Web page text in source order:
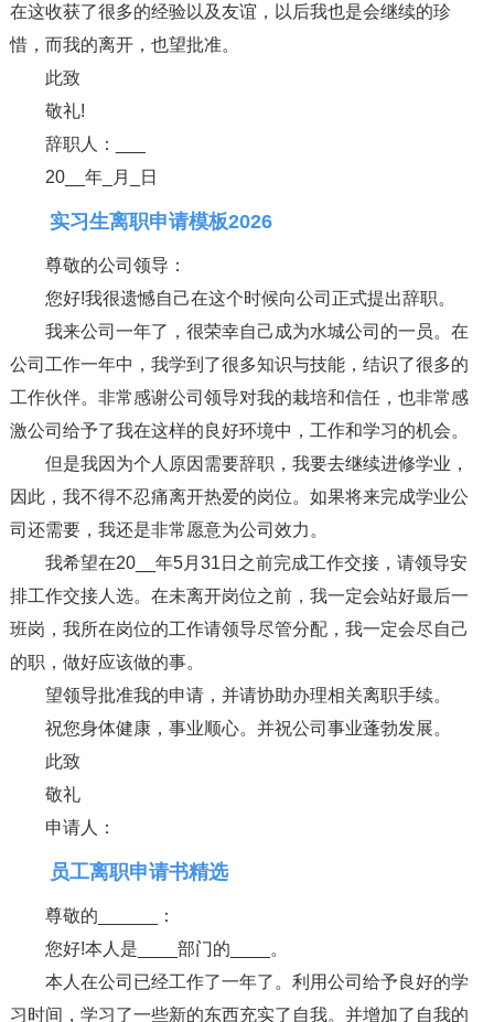
在这收获了很多的经验以及友谊，以后我也是会继续的珍
惜，而我的离开，也望批准。
此致
敬礼!
辞职人：___
20__年_月_日
实习生离职申请模板2026
尊敬的公司领导：
您好!我很遗憾自己在这个时候向公司正式提出辞职。
我来公司一年了，很荣幸自己成为水城公司的一员。在
公司工作一年中，我学到了很多知识与技能，结识了很多的
工作伙伴。非常感谢公司领导对我的栽培和信任，也非常感
激公司给予了我在这样的良好环境中，工作和学习的机会。
但是我因为个人原因需要辞职，我要去继续进修学业，
因此，我不得不忍痛离开热爱的岗位。如果将来完成学业公
司还需要，我还是非常愿意为公司效力。
我希望在20__年5月31日之前完成工作交接，请领导安
排工作交接人选。在未离开岗位之前，我一定会站好最后一
班岗，我所在岗位的工作请领导尽管分配，我一定会尽自己
的职，做好应该做的事。
望领导批准我的申请，并请协助办理相关离职手续。
祝您身体健康，事业顺心。并祝公司事业蓬勃发展。
此致
敬礼
申请人：
员工离职申请书精选
尊敬的______：
您好!本人是____部门的____。
本人在公司已经工作了一年了。利用公司给予良好的学
习时间，学习了一些新的东西充实了自我。并增加了自我的